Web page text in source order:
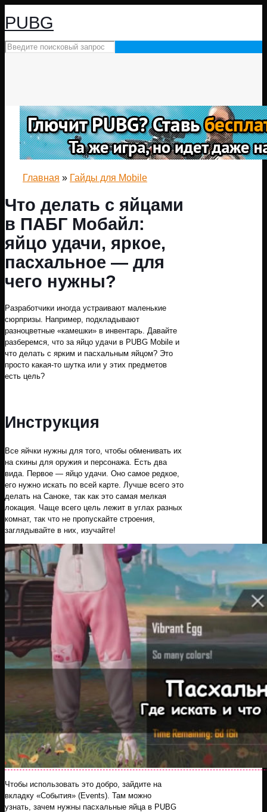
PUBG
Главная » Гайды для Mobile
Что делать с яйцами
в ПАБГ Мобайл:
яйцо удачи, яркое,
пасхальное — для
чего нужны?
Разработчики иногда устраивают маленькие
сюрпризы. Например, подкладывают
разноцветные «камешки» в инвентарь. Давайте
разберемся, что за яйцо удачи в PUBG Mobile и
что делать с ярким и пасхальным яйцом? Это
просто какая-то шутка или у этих предметов
есть цель?
Инструкция
Все яйчки нужны для того, чтобы обменивать их
на скины для оружия и персонажа. Есть два
вида. Первое — яйцо удачи. Оно самое редкое,
его нужно искать по всей карте. Лучше всего это
делать на Саноке, так как это самая мелкая
локация. Чаще всего цель лежит в углах разных
комнат, так что не пропускайте строения,
заглядывайте в них, изучайте!
Чтобы использовать это добро, зайдите на
вкладку «События» (Events). Там можно
узнать, зачем нужны пасхальные яйца в PUBG